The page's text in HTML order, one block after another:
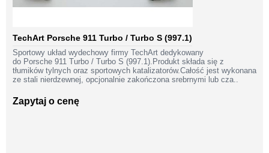
TechArt Porsche 911 Turbo / Turbo S (997.1)
Sportowy układ wydechowy firmy TechArt dedykowany
do Porsche 911 Turbo / Turbo S (997.1).Produkt składa się z
tłumików tylnych oraz sportowych katalizatorów.Całość jest wykonana
ze stali nierdzewnej, opcjonalnie zakończona srebrnymi lub cza..
Zapytaj o cenę